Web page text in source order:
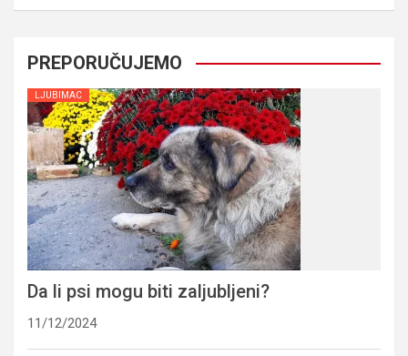
PREPORUČUJEMO
LJUBIMAC
Da li psi mogu biti zaljubljeni?
11/12/2024